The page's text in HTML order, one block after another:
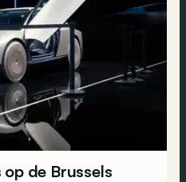
de Brussels